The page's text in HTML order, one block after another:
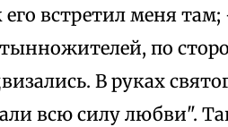
его встретил меня
по
В руках
всю силу любви".